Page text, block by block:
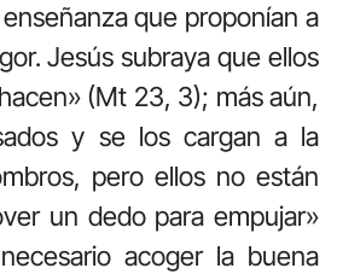
que proponían a
Jesús subraya que ellos
(Mt 23, 3); más aún,
y se los cargan a la
pero ellos no están
un dedo para empujar»
acoger la buena